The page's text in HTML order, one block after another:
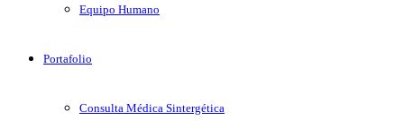
Equipo Humano
Portafolio
Consulta Médica Sintergética